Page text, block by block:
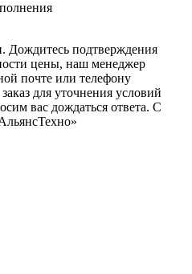
Дождитесь подтверждения
цены, наш менеджер
почте или телефону
для уточнения условий
вас дождаться ответа. С